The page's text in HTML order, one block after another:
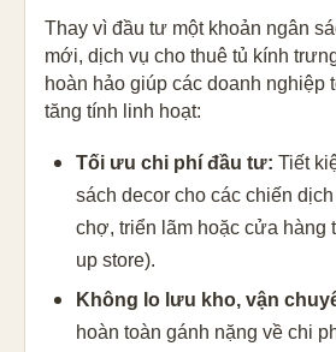
Thay vì đầu tư một khoản ngân
mới, dịch vụ cho thuê tủ kính
hoàn hảo giúp các doanh nghiệp
tăng tính linh hoạt:
Tối ưu chi phí đầu tư: Tiết
sách decor cho các chiến
chợ, triển lãm hoặc cửa hàng
up store).
Không lo lưu kho, vận
hoàn toàn gánh nặng về chi